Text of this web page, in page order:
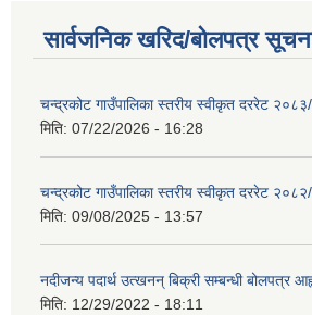
सार्वजनिक खरिद/बोलपत्र
चन्द्रकोट गाउँपालिका स्तरीय स्वीकृत दररेट
मिति: 07/22/2026 - 16:28
चन्द्रकोट गाउँपालिका स्तरीय स्वीकृत दररेट
मिति: 09/08/2025 - 13:57
नदीजन्य पदार्थ उत्खनन् बिक्री सम्बन्धी बोलपत्र
मिति: 12/29/2022 - 18:11